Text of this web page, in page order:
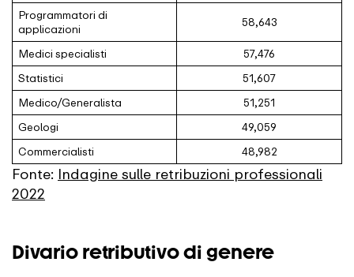
Programmatori di
applicazioni
58,643
Medici specialisti
57,476
Statistici
51,607
Medico/Generalista
51,251
Geologi
49,059
Commercialisti
48,982
Fonte: Indagine sulle retribuzioni professionali
2022
Divario retributivo di genere